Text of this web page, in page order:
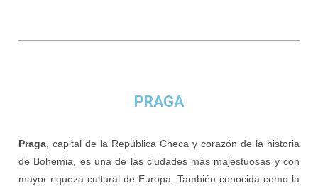
PRAGA
Praga , capital de la República Checa y corazón de la historia
de Bohemia, es una de las ciudades más majestuosas y con
mayor riqueza cultural de Europa. También conocida como la